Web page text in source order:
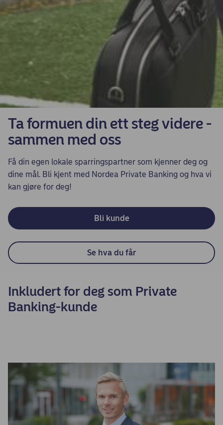
Ta formuen din ett steg videre -
sammen med oss
Få din egen lokale sparringspartner som kjenner deg og
dine mål. Bli kjent med Nordea Private Banking og hva vi
kan gjøre for deg!
Bli kunde
Se hva du får
Inkludert for deg som Private
Banking-kunde